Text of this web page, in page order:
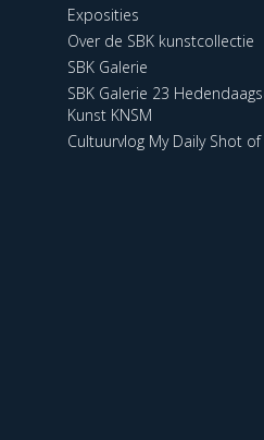
Exposities
Over de SBK kunstcollectie
SBK Galerie
SBK Galerie 23
Kunst KNSM
Cultuurvlog My Daily Shot